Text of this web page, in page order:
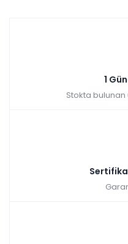
1
Stokta